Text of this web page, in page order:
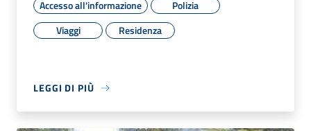
Accesso all'informazione
Polizia
Viaggi
Residenza
LEGGI DI PIÙ